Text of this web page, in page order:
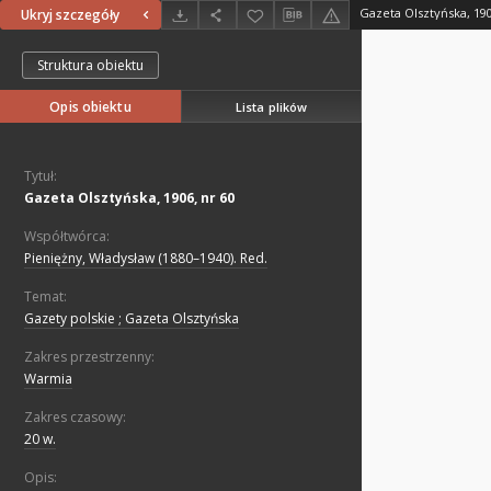
Ukryj szczegóły Gazeta Olsztyńska,
Struktura obiektu
Opis obiektu Lista plików
Tytuł:
Gazeta Olsztyńska, 1906, nr 60
Współtwórca:
Pieniężny, Władysław (1880–1940). Red.
Temat:
Gazety polskie ; Gazeta Olsztyńska
Zakres przestrzenny:
Warmia
Zakres czasowy:
20 w.
Opis: